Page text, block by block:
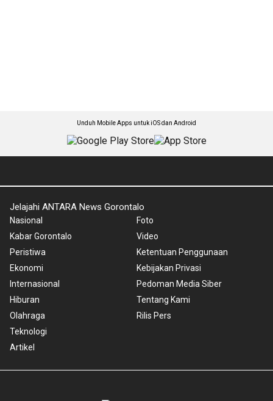
Unduh Mobile Apps untuk iOS dan Android
Jelajahi ANTARA News Gorontalo
Nasional
Kabar Gorontalo
Peristiwa
Ekonomi
Internasional
Hiburan
Olahraga
Teknologi
Artikel
Foto
Video
Ketentuan Penggunaan
Kebijakan Privasi
Pedoman Media Siber
Tentang Kami
Rilis Pers